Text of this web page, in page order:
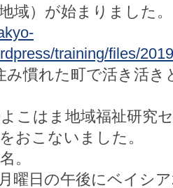
域）が始まりました。
training/files/
み慣れた町で活き活
こはま地域福祉研究
おこないました。
。
曜日の午後にベイシ